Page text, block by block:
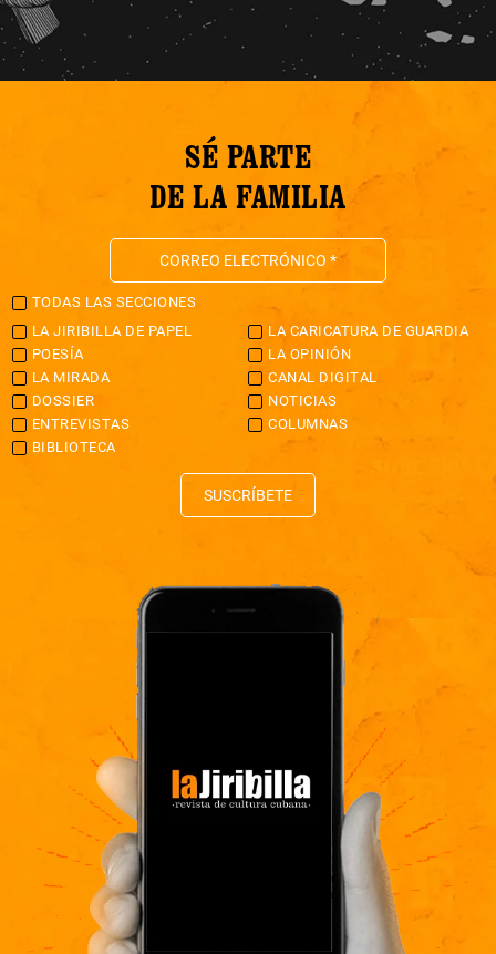
SÉ PARTE
DE LA FAMILIA
TODAS LAS SECCIONES
LA JIRIBILLA DE PAPEL
LA CARICATURA DE GUARDIA
POESÍA
LA OPINIÓN
LA MIRADA
CANAL DIGITAL
DOSSIER
NOTICIAS
ENTREVISTAS
COLUMNAS
BIBLIOTECA
SUSCRÍBETE